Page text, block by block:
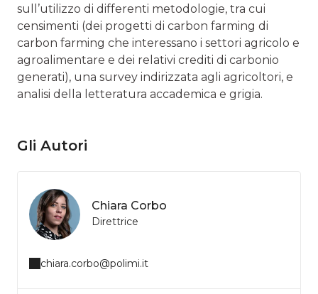
sull’utilizzo di differenti metodologie, tra cui
censimenti (dei progetti di carbon farming di
carbon farming che interessano i settori agricolo e
agroalimentare e dei relativi crediti di carbonio
generati), una survey indirizzata agli agricoltori, e
analisi della letteratura accademica e grigia.
Gli Autori
Chiara Corbo
Direttrice
chiara.corbo@polimi.it